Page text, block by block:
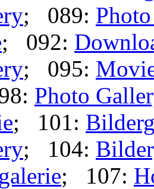
; 089:
; 092:
; 095:
Photo
; 101:
; 104:
; 107: